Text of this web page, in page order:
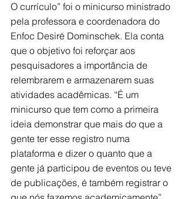
O currículo” foi o minicurso ministrado
pela professora e coordenadora do
Enfoc Desiré Dominschek. Ela conta
que o objetivo foi reforçar aos
pesquisadores a importância de
relembrarem e armazenarem suas
atividades acadêmicas. “É um
minicurso que tem como a primeira
ideia demonstrar que mais do que a
gente ter esse registro numa
plataforma e dizer o quanto que a
gente já participou de eventos ou teve
de publicações, é também registrar o